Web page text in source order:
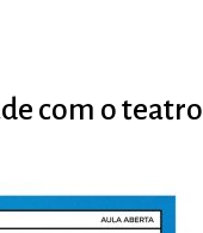
com o teatro